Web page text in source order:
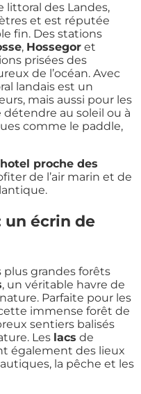
littoral des Landes,
et est réputée
fin. Des stations
, Hossegor et
prisées des
de l’océan. Avec
landais est un
mais aussi pour les
au soleil ou à
comme le paddle,
proche des
de l’air marin et de
un écrin de
plus grandes forêts
, un véritable havre de
Parfaite pour les
immense forêt de
sentiers balisés
Les lacs de
également des lieux
la pêche et les